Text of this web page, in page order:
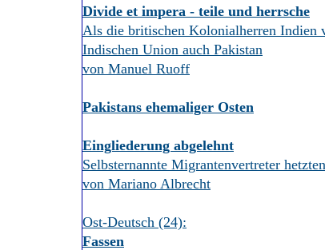
Divide et impera - teile und herrsche
Als die britischen Kolonialherren Indien
Indischen Union auch Pakistan
von Manuel Ruoff
Pakistans ehemaliger Osten
Eingliederung abgelehnt
Selbsternannte Migrantenvertreter
von Mariano Albrecht
Ost-Deutsch (24):
Fassen